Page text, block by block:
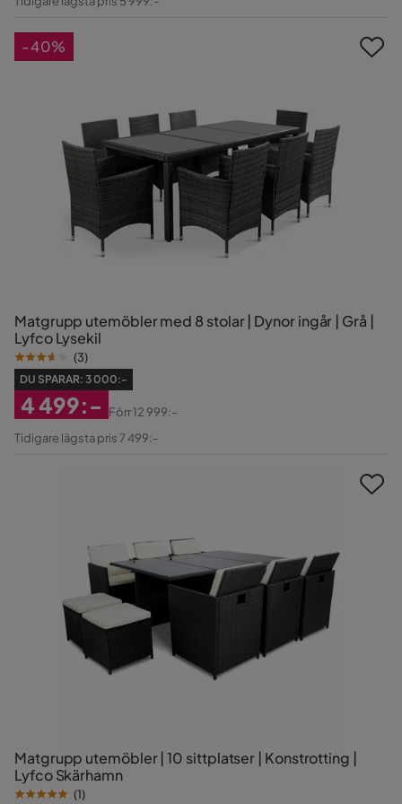
Matgrupp utemöbler med 8 stolar | Dynor ingår | Grå |
Lyfco Lysekil
(3)
DU SPARAR: 3 000:-
Rabatterat
4 499:-
Original
Förr12 999:-
Tidigare lägsta pris 7 499:-
-40%
Matgrupp utemöbler | 10 sittplatser | Konstrotting |
Lyfco Skärhamn
(1)